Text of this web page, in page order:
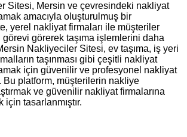
Sitesi, Mersin ve çevresindeki nakliyat
amacıyla oluşturulmuş bir
yerel nakliyat firmaları ile müşteriler
görevi görerek taşıma işlemlerini daha
Nakliyeciler Sitesi, ev taşıma, iş yeri
taşınması gibi çeşitli nakliyat
için güvenilir ve profesyonel nakliyat
Bu platform, müşterilerin nakliye
ve güvenilir nakliyat firmalarına
tasarlanmıştır.